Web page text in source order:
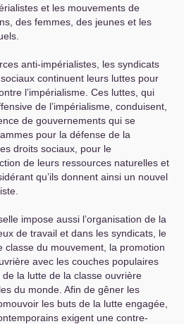
et les mouvements de
des femmes, des jeunes et les
anti-impérialistes, les syndicats
continuent leurs luttes pour
l’impérialisme. Ces luttes, qui
de l’impérialisme, conduisent,
de gouvernements qui se
pour la défense de la
droits sociaux, pour le
de leurs ressources naturelles et
qu’ils donnent ainsi un nouvel
impose aussi l’organisation de la
de travail et dans les syndicats, le
classe du mouvement, la promotion
avec les couches populaires
de la lutte de la classe ouvrière
du monde. Afin de gêner les
les buts de la lutte engagée,
exigent une contre-